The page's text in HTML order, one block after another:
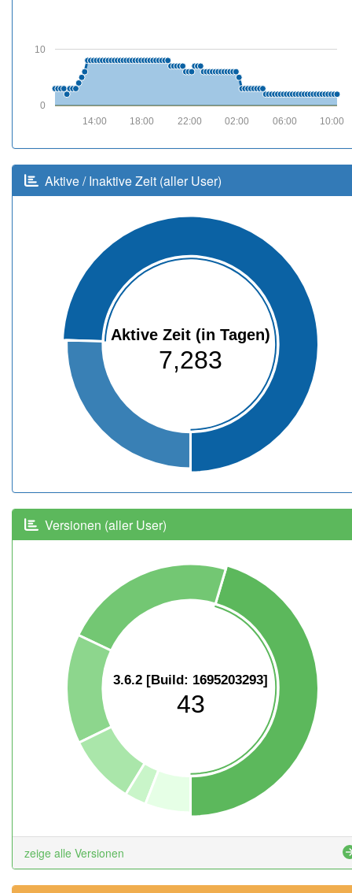
0
10
10:00
06:00
02:00
22:00
18:00
14:00
Aktive / Inaktive Zeit (aller User)
Aktive Zeit (in Tagen)
7,283
Versionen (aller User)
3.6.2 [Build: 1695203293]
43
zeige alle Versionen